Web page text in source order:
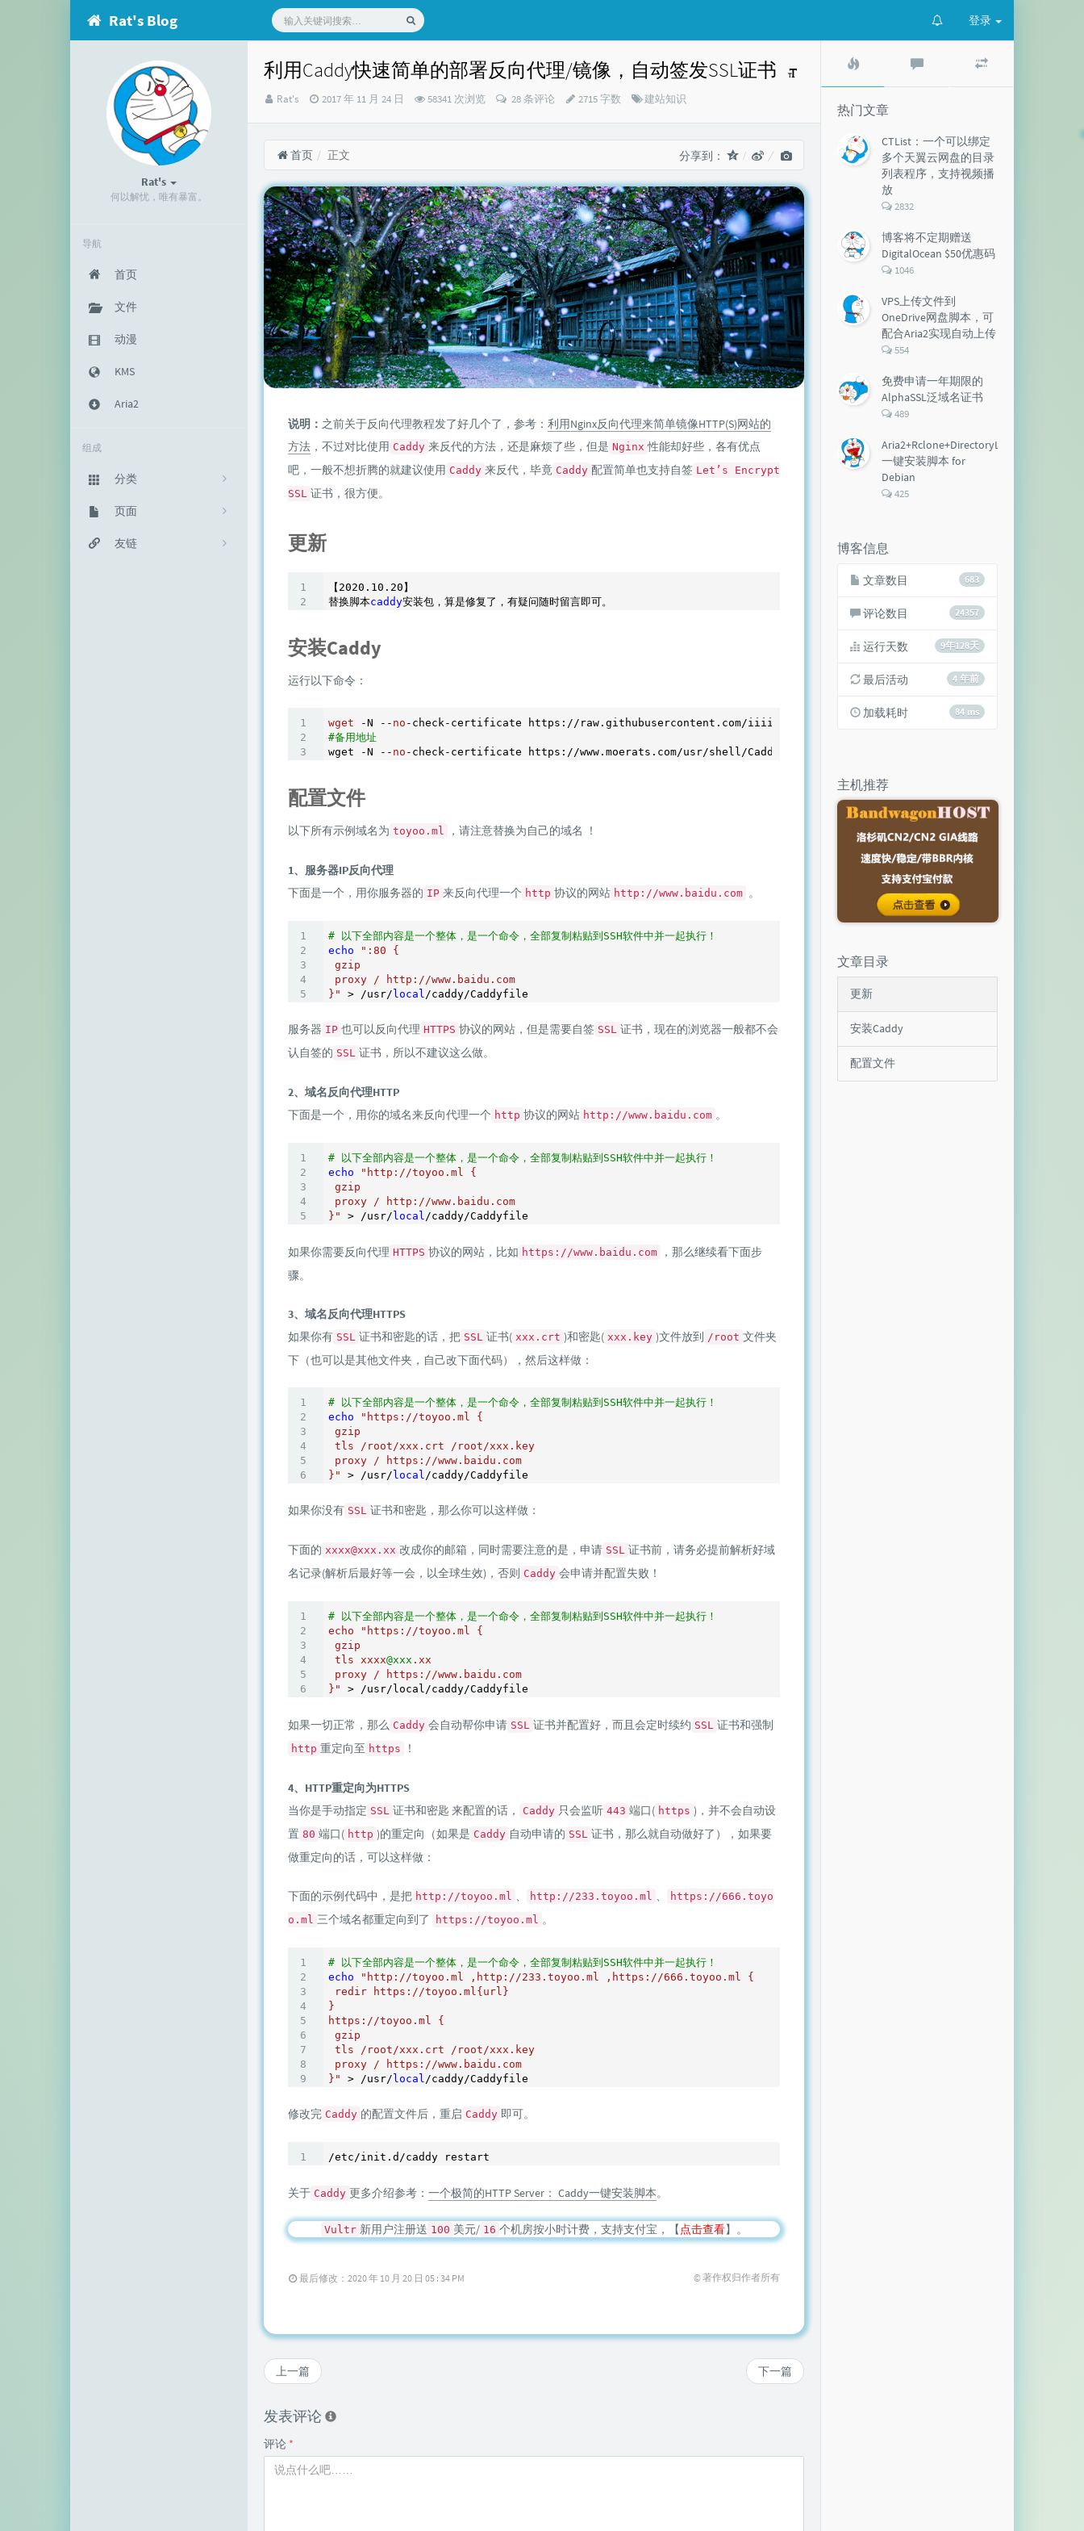
Rat's Blog 登录
Rat's
何以解忧，唯有暴富。
导航
首页
文件
动漫
KMS
Aria2
组成
分类
333
主机教程
235
建站知识
页面
归档栏
友链
利用Caddy快速简单的部署反向代理/镜像，自动签发SSL证书
博
Rat's
发
时
间：
2017 年 11 月 24 日 58341 次浏览 28 条评论 2715 字数
分
建站知识
首页 正文 分享到：
说明： 之前关于反向代理教程发了好几个了，参考： 利用Nginx反向代理来简单镜像HTTP(S)网站的
方法 ，不过对比使用 Caddy 来反代的方法，还是麻烦了些，但是 Nginx 性能却好些，各有优点
吧，一般不想折腾的就建议使用 Caddy 来反代，毕竟 Caddy 配置简单也支持自签 Let’s Encrypt
SSL 证书，很方便。
更新
【2020 .10 .20】
替换脚本caddy
安装Caddy
运行以下命令：
wget -N -- no
#备用地址
wget -N -- no
配置文件
以下所有示例域名为 toyoo.ml ，请注意替换为自己的域名 ！
1、服务器IP反向代理
下面是一个，用你服务器的 IP 来反向代理一个 http 协议的网站 http://www.baidu.com 。
# 以下全部内容是一个整体，是一个命令，全部复制粘贴到SSH软件中并一起执行！
echo
":80 {
gzip
proxy / http://www.baidu.com
}"
> /usr/local
服务器 IP 也可以反向代理 HTTPS 协议的网站，但是需要自签 SSL 证书，现在的浏览器一般都不会
认自签的 SSL 证书，所以不建议这么做。
2、域名反向代理HTTP
下面是一个，用你的域名来反向代理一个 http 协议的网站 http://www.baidu.com 。
# 以下全部内容是一个整体，是一个命令，全部复制粘贴到SSH软件中并一起执行！
echo
"http://toyoo.ml {
gzip
proxy / http://www.baidu.com
}"
> /usr/ local
如果你需要反向代理 HTTPS 协议的网站，比如 https://www.baidu.com
，那么继续看下面步
骤。
3、域名反向代理HTTPS
如果你有 SSL 证书和密匙的话，把 SSL 证书( xxx.crt )和密匙( xxx.key )文件放到 /root 文件夹
下（也可以是其他文件夹，自己改下面代码），然后这样做：
# 以下全部内容是一个整体，是一个命令，全部复制粘贴到SSH软件中并一起执行！
echo
"https://toyoo.ml {
gzip
tls /root/xxx.crt /root/xxx.key
proxy / https://www.baidu.com
}"
> /usr/local
如果你没有 SSL 证书和密匙，那么你可以这样做：
下面的 xxxx@xxx.xx 改成你的邮箱，同时需要注意的是，申请 SSL 证书前，请务必提前解析好域
名记录(解析后最好等一会，以全球生效)，否则 Caddy 会申请并配置失败！
# 以下全部内容是一个整体，是一个命令，全部复制粘贴到SSH软件中并一起执行！
echo
"https://toyoo.ml {
gzip
tls xxxx@xxx .xx
proxy / https://www.baidu.com
}"
如果一切正常，那么 Caddy 会自动帮你申请 SSL 证书并配置好，而且会定时续约 SSL 证书和强制
http 重定向至 https ！
4、HTTP重定向为HTTPS
当你是手动指定 SSL 证书和密匙 来配置的话， Caddy 只会监听 443 端口( https )，并不会自动设
置 80 端口( http )的重定向（如果是 Caddy 自动申请的 SSL 证书，那么就自动做好了），如果要
做重定向的话，可以这样做：
下面的示例代码中，是把 http://toyoo.ml http://233.toyoo.ml
https://666.toyo
o.ml 三个域名都重定向到了 https://toyoo.ml 。
# 以下全部内容是一个整体，是一个命令，全部复制粘贴到SSH软件中并一起执行！
echo
"http://toyoo.ml ,http://233.toyoo.ml ,https://666.toyoo.ml {
redir https://toyoo.ml{url}
}
https://toyoo.ml {
gzip
tls /root/xxx.crt /root/xxx.key
proxy / https://www.baidu.com
}"
> /usr/local
修改完 Caddy 的配置文件后，重启 Caddy 即可。
关于 Caddy 更多介绍参考： 一个极简的HTTP Server： Caddy一键安装脚本。
Vultr 新用户注册送 100 美元/ 16 个机房按小时计费，支持支付宝，【 点击查看】。
最后修改：2020 年 10 月 20 日 05 : 34 PM © 著作权归作者所有
下一篇
上一篇
发表评论
评论 *
文
章
评
文
热门文章
CTList：一个可以绑定
多个天翼云网盘的目录
列表程序，支持视频播
放
评
数：
2832
博客将不定期赠送
DigitalOcean $50优惠码
评
数：
1046
VPS上传文件到
OneDrive网盘脚本，可
配合Aria2实现自动上传
评
数：
554
免费申请一年期限的
AlphaSSL泛域名证书
评
数：
489
Aria2+Rclone+DirectoryLister+Aria2Ng
一键安装脚本 for
Debian
评
425
博客信息
683
文章数目
24357
评论数目
9年128天
运行天数
4 年前
最后活动
84 ms
加载耗时
主机推荐
文章目录
更新
安装Caddy
配置文件